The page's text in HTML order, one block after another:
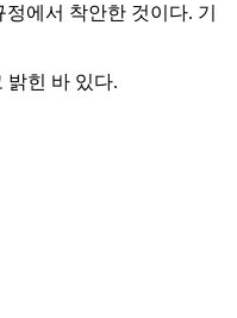
에서 착안한 것이다. 기
밝힌 바 있다.